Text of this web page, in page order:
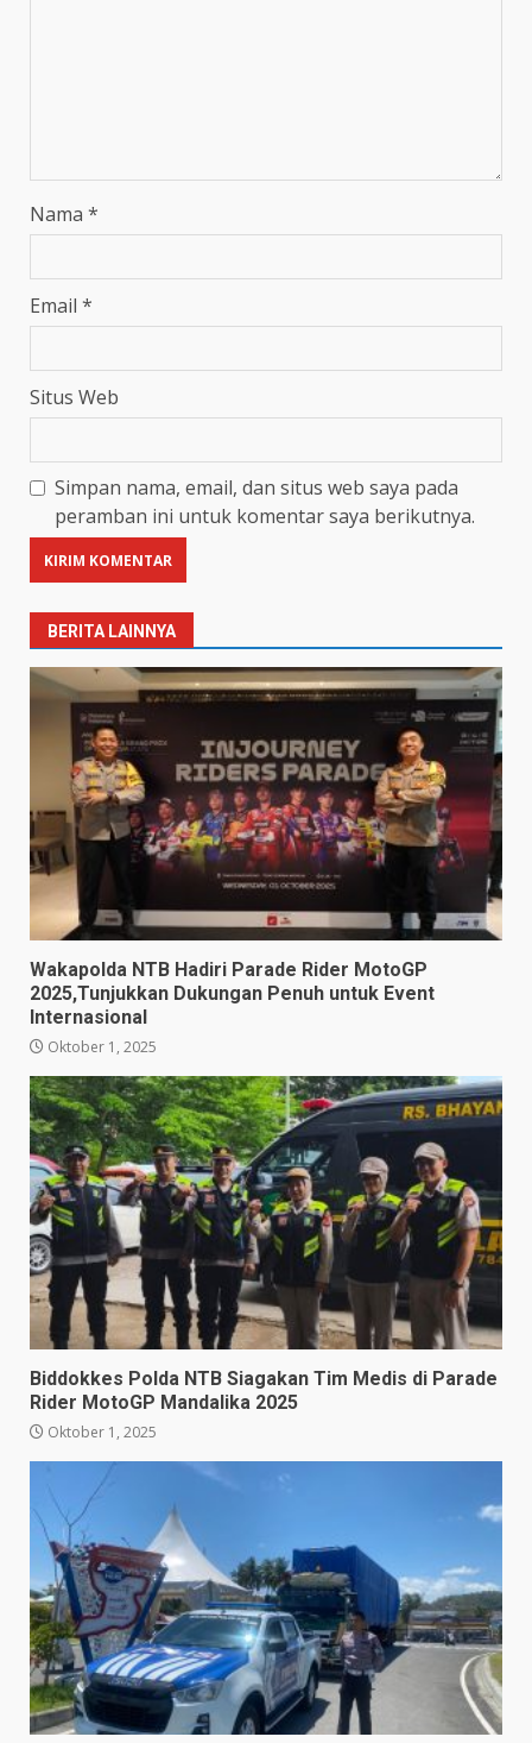
Nama *
Email *
Situs Web
Simpan nama, email, dan situs web saya pada
peramban ini untuk komentar saya berikutnya.
BERITA LAINNYA
Wakapolda NTB Hadiri Parade Rider MotoGP
2025,Tunjukkan Dukungan Penuh untuk Event
Internasional
Oktober 1, 2025
Biddokkes Polda NTB Siagakan Tim Medis di Parade
Rider MotoGP Mandalika 2025
Oktober 1, 2025